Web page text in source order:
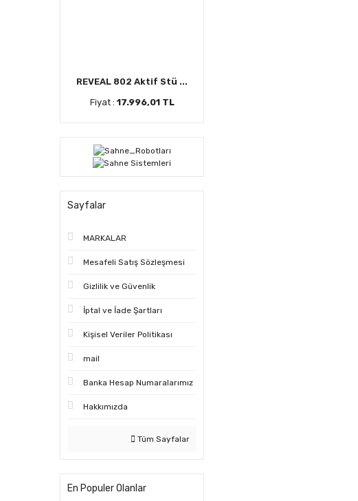
REVEAL 802 Aktif Stü ...
Fiyat : 17.996,01 TL
Sayfalar
MARKALAR
Mesafeli Satış Sözleşmesi
Gizlilik ve Güvenlik
İptal ve İade Şartları
Kişisel Veriler Politikası
mail
Banka Hesap Numaralarımız
Hakkımızda
Tüm Sayfalar
En Populer Olanlar